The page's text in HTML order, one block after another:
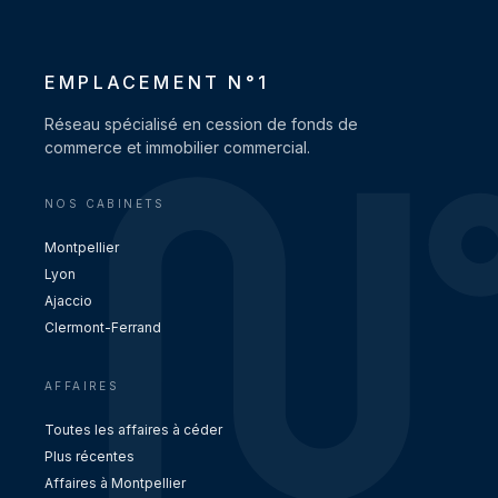
EMPLACEMENT N°1
Réseau spécialisé en cession de fonds de
commerce et immobilier commercial.
NOS CABINETS
Montpellier
Lyon
Ajaccio
Clermont-Ferrand
AFFAIRES
Toutes les affaires à céder
Plus récentes
Affaires à Montpellier